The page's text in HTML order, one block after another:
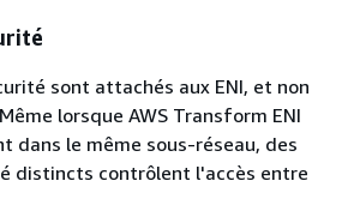
sont attachés aux ENI, et non
lorsque AWS Transform ENI
dans le même sous-réseau, des
distincts contrôlent l'accès entre